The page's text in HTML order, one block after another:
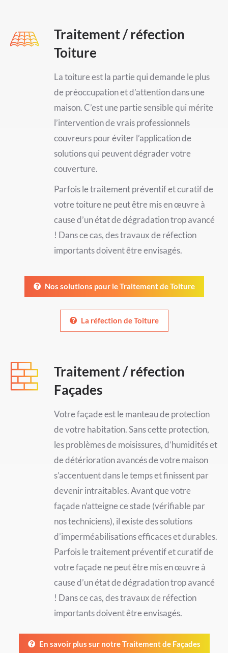
Traitement / réfection
Toiture
La toiture est la partie qui demande le plus
de préoccupation et d’attention dans une
maison. C’est une partie sensible qui mérite
l’intervention de vrais professionnels
couvreurs pour éviter l’application de
solutions qui peuvent dégrader votre
couverture.
Parfois le traitement préventif et curatif de
votre toiture ne peut être mis en œuvre à
cause d’un état de dégradation trop avancé
! Dans ce cas, des travaux de réfection
importants doivent être envisagés.
Nos solutions pour le Traitement de Toiture
La réfection de Toiture
Traitement / réfection
Façades
Votre façade est le manteau de protection
de votre habitation. Sans cette protection,
les problèmes de moisissures, d’humidités et
de détérioration avancés de votre maison
s’accentuent dans le temps et finissent par
devenir intraitables. Avant que votre
façade n’atteigne ce stade (vérifiable par
nos techniciens), il existe des solutions
d’imperméabilisations efficaces et durables.
Parfois le traitement préventif et curatif de
votre façade ne peut être mis en œuvre à
cause d’un état de dégradation trop avancé
! Dans ce cas, des travaux de réfection
importants doivent être envisagés.
En savoir plus sur notre Traitement de Façades